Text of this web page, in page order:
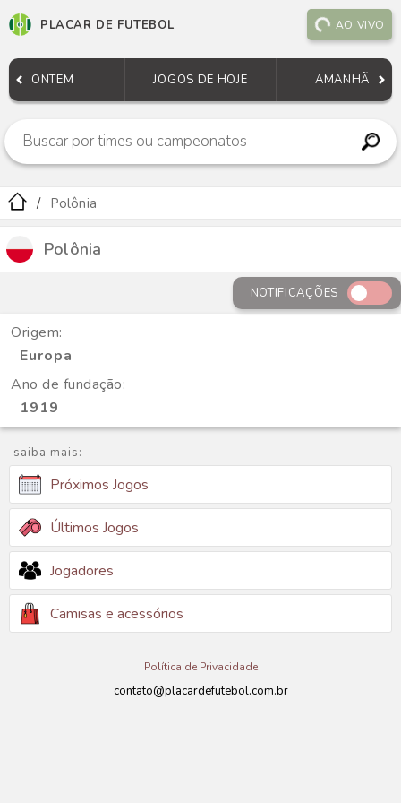
PLACAR DE FUTEBOL AO VIVO
ONTEM JOGOS DE HOJE AMANHÃ
Polônia
Polônia
NOTIFICAÇÕES
Origem:
Europa
Ano de fundação:
1919
saiba mais:
Próximos Jogos
Últimos Jogos
Jogadores
Camisas e acessórios
Política de Privacidade
contato@placardefutebol.com.br